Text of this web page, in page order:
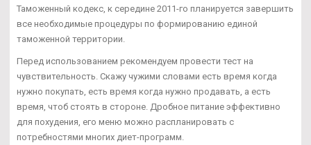
Таможенный кодекс, к середине 2011-го планируется завершить
все необходимые процедуры по формированию единой
таможенной территории.
Перед использованием рекомендуем провести тест на
чувствительность. Скажу чужими словами есть время когда
нужно покупать, есть время когда нужно продавать, а есть
время, чтоб стоять в стороне. Дробное питание эффективно
для похудения, его меню можно распланировать с
потребностями многих диет-программ.